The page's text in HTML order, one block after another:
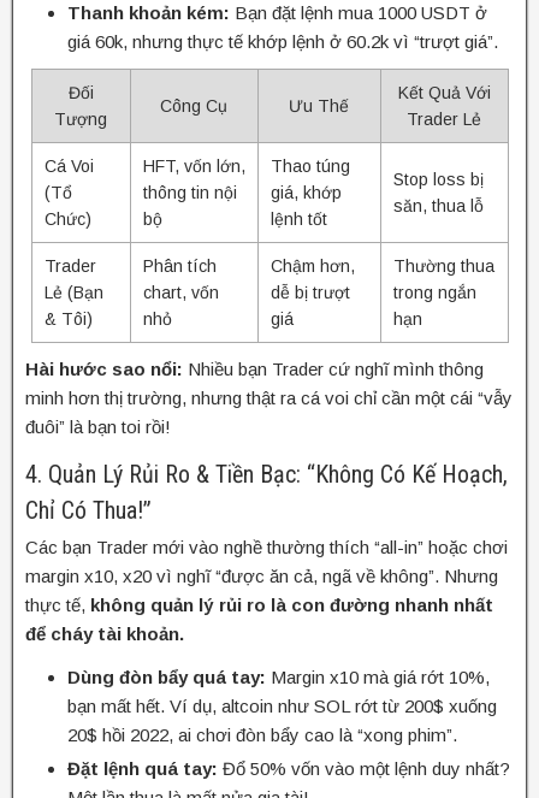
Thanh khoản kém: Bạn đặt lệnh mua 1000 USDT ở
giá 60k, nhưng thực tế khớp lệnh ở 60.2k vì “trượt giá”.
Đối
Tượng
Công Cụ Ưu Thế
Kết Quả Với
Trader Lẻ
Cá Voi
(Tổ
Chức)
HFT, vốn lớn,
thông tin nội
bộ
Thao túng
giá, khớp
lệnh tốt
Stop loss bị
săn, thua lỗ
Trader
Lẻ (Bạn
& Tôi)
Phân tích
chart, vốn
nhỏ
Chậm hơn,
dễ bị trượt
giá
Thường thua
trong ngắn
hạn
Hài hước sao nổi: Nhiều bạn Trader cứ nghĩ mình thông
minh hơn thị trường, nhưng thật ra cá voi chỉ cần một cái “vẫy
đuôi” là bạn toi rồi!
4. Quản Lý Rủi Ro & Tiền Bạc: “Không Có Kế Hoạch,
Chỉ Có Thua!”
Các bạn Trader mới vào nghề thường thích “all-in” hoặc chơi
margin x10, x20 vì nghĩ “được ăn cả, ngã về không”. Nhưng
thực tế, không quản lý rủi ro là con đường nhanh nhất
để cháy tài khoản.
Dùng đòn bẩy quá tay: Margin x10 mà giá rớt 10%,
bạn mất hết. Ví dụ, altcoin như SOL rớt từ 200$ xuống
20$ hồi 2022, ai chơi đòn bẩy cao là “xong phim”.
Đặt lệnh quá tay: Đổ 50% vốn vào một lệnh duy nhất?